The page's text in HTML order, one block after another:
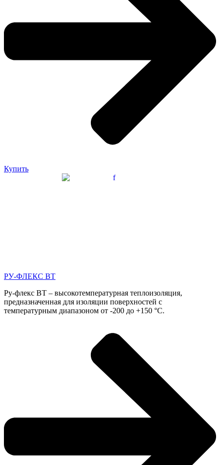
Купить
РУ-ФЛЕКС ВТ
Ру-флекс ВТ – высокотемпературная теплоизоляция,
предназначенная для изоляции поверхностей с
температурным диапазоном от -200 до +150 °C.